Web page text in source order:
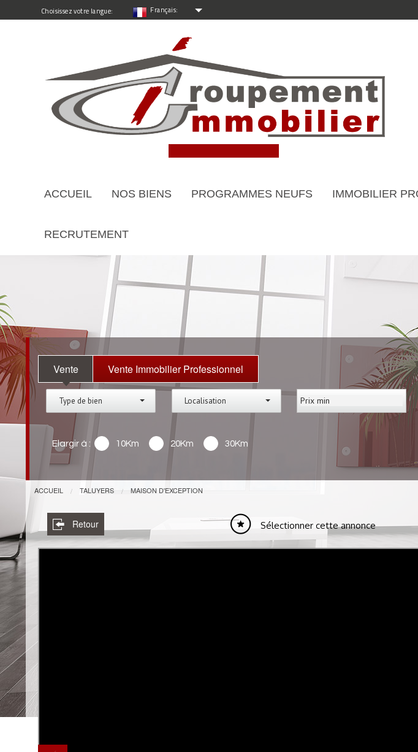
Choisissez votre langue: Français:
ACCUEIL NOS BIENS PROGRAMMES NEUFS IMMOBILIER
RECRUTEMENT
Vente Vente Immobilier Professionnel
Type de bien Localisation
Elargir à : 10Km 20Km 30Km
ACCUEIL TALUYERS MAISON D'EXCEPTION
Retour Sélectionner cette annonce